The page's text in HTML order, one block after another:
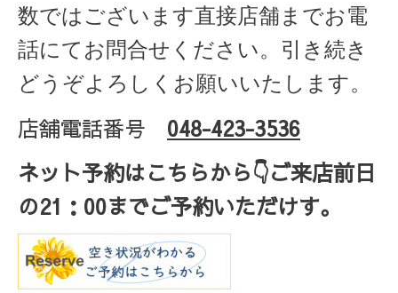
数ではございます直接店舗までお電
話にてお問合せください。引き続き
どうぞよろしくお願いいたします。
店舗電話番号 048-423-3536
ネット予約はこちらから👇ご来店前日
の21 ： 00までご予約いただけす。